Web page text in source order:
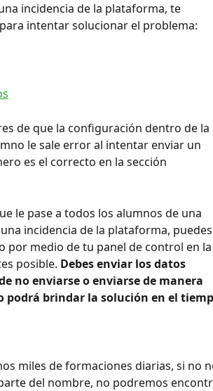
incidencia de la plataforma, te
intentar solucionar el problema:
de que la configuración dentro de la
le sale error al intentar enviar un
es el correcto en la sección
le pase a todos los alumnos de una
incidencia de la plataforma, puedes
medio de tu panel de control en la
posible. Debes enviar los datos
no enviarse o enviarse de manera
brindar la solución en el
miles de formaciones diarias, si no
del nombre, no podremos